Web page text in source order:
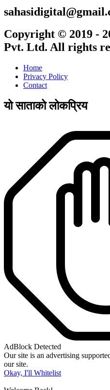
Copyright © 2019 -
Pvt. Ltd. All rights
Home
Privacy Policy
Contact
यो साताको लोकप्रिय
AdBlock Detected
Our site is an advertising
our site.
Okay, I'll Whitelist